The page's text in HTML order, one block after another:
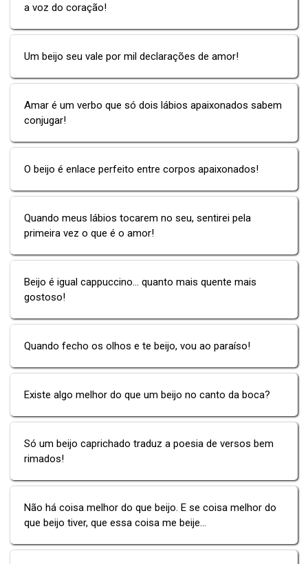
a voz do coração!
Um beijo seu vale por mil declarações de amor!
Amar é um verbo que só dois lábios apaixonados sabem
conjugar!
O beijo é enlace perfeito entre corpos apaixonados!
Quando meus lábios tocarem no seu, sentirei pela
primeira vez o que é o amor!
Beijo é igual cappuccino... quanto mais quente mais
gostoso!
Quando fecho os olhos e te beijo, vou ao paraíso!
Existe algo melhor do que um beijo no canto da boca?
Só um beijo caprichado traduz a poesia de versos bem
rimados!
Não há coisa melhor do que beijo. E se coisa melhor do
que beijo tiver, que essa coisa me beije...